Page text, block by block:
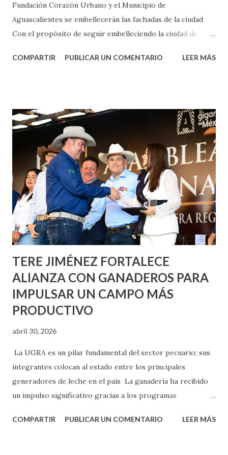
Fundación Corazón Urbano y el Municipio de
Aguascalientes se embellecerán las fachadas de la ciudad
Con el propósito de seguir embelleciendo la ciudad de
municipal, Leo Montañez dio inicio al programa
Corazón Urbano y el Municipio capital. Leo Montañez
informó que en este programa se usarán cerca de 90 mil
metros cuadrados de pintura, para dar inicio en la calle
Nieto, entre Jesús F. Elizondo y la calle 22 de Octubre, con
lo que se aplicará pintura en 66 casas. Posteriormente se
llevará este programa a Villas de Nuestra Señora de la
Asunción, Avenida Alameda y Decreto 27 de Septiembre, en
los edificios FOVISSSTE Ojo de Agua, en la comunidad
Norias de Paso Hondo y en los edificios de...
COMPARTIR PUBLICAR UN COMENTARIO LEER MÁS
TERE JIMÉNEZ FORTALECE
ALIANZA CON GANADEROS PARA
IMPULSAR UN CAMPO MÁS
PRODUCTIVO
abril 30, 2026
La UGRA es un pilar fundamental del sector pecuario; sus
integrantes colocan al estado entre los principales
generadores de leche en el país La ganadería ha recibido
un impulso significativo gracias a los programas
muestra de su respaldo firme y decidido al campo, la
COMPARTIR PUBLICAR UN COMENTARIO LEER MÁS